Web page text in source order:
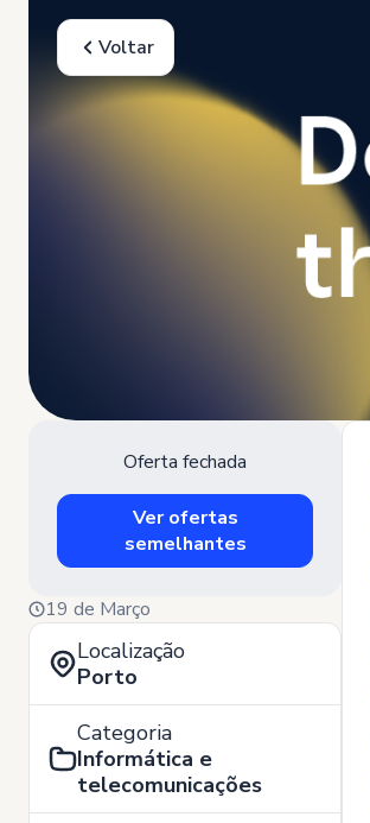
Voltar
Oferta fechada
Ver ofertas
semelhantes
19 de Março
Localização
Porto
Categoria
Informática e
telecomunicações